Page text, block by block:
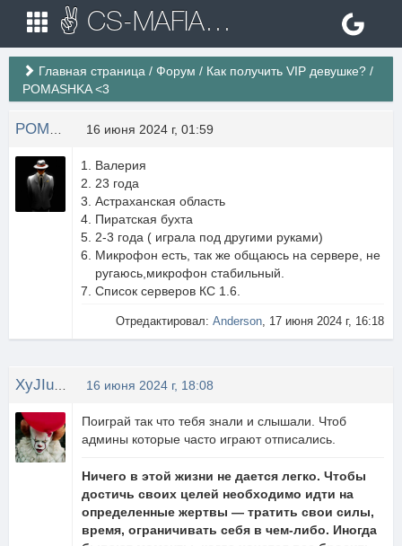
✌ CS-MAFIA.RU ✌ Игровые сервера Counter Strike 1.6
Главная страница / Форум / Как получить VIP девушке? /
POMASHKA <3
16 июня 2024 г, 01:59
Валерия
23 года
Астраханская область
Пиратская бухта
2-3 года ( играла под другими руками)
Микрофон есть, так же общаюсь на сервере, не
ругаюсь,микрофон стабильный.
Список серверов КС 1.6.
Отредактировал: Anderson, 17 июня 2024 г, 16:18
16 июня 2024 г, 18:08
Поиграй так что тебя знали и слышали. Чтоб
админы которые часто играют отписались.
Ничего в этой жизни не дается легко. Чтобы
достичь своих целей необходимо идти на
определенные жертвы — тратить свои силы,
время, ограничивать себя в чем-либо. Иногда